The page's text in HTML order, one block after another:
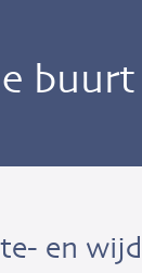
buurt
en